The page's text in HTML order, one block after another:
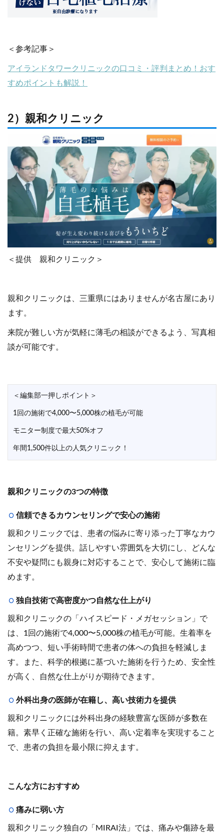
＜参考記事＞
アイランドタワークリニックの口コミ・評判まとめ！おす
すめポイントも解説！
2）親和クリニック
＜提供 親和クリニック＞
親和クリニックは、三重県にはありませんが名古屋にあり
ます。
来院が難しい方が気軽に薄毛の相談ができるよう、写真相
談が可能です。
＜編集部一押しポイント＞
1回の施術で4,000〜5,000株の植毛が可能
モニター制度で最大50%オフ
年間1,500件以上の人気クリニック！
親和クリニックの3つの特徴
信頼できるカウンセリングで安心の施術
親和クリニックでは、患者の悩みに寄り添った丁寧なカウ
ンセリングを提供。話しやすい雰囲気を大切にし、どんな
不安や疑問にも親身に対応することで、安心して施術に臨
めます。
独自技術で高密度かつ自然な仕上がり
親和クリニックの「ハイスピード・メガセッション」で
は、1回の施術で4,000〜5,000株の植毛が可能。生着率を
高めつつ、短い手術時間で患者の体への負担を軽減しま
す。また、科学的根拠に基づいた施術を行うため、安全性
が高く、自然な仕上がりが期待できます。
外科出身の医師が在籍し、高い技術力を提供
親和クリニックには外科出身の経験豊富な医師が多数在
籍。素早く正確な施術を行い、高い定着率を実現すること
で、患者の負担を最小限に抑えます。
こんな方におすすめ
痛みに弱い方
親和クリニック独自の「MIRAI法」では、痛みや傷跡を最